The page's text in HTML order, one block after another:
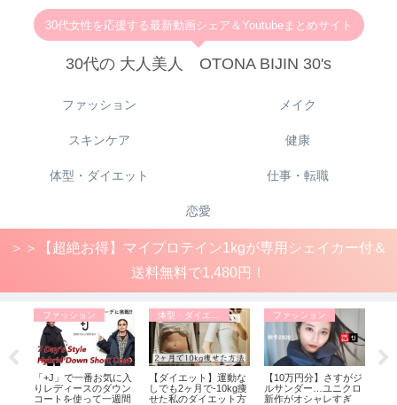
30代女性を応援する最新動画シェア＆Youtubeまとめサイト
30代の 大人美人 OTONA BIJIN 30's
ファッション メイク
スキンケア 健康
体型・ダイエット 仕事・転職
恋愛
＞＞【超絶お得】マイプロテイン1kgが専用シェイカー付＆
送料無料で1,480円！
ファッション
「+J」で一番お気に入
りレディースのダウン
コートを使って一週間
【ダイエット】運動な
しでも2ヶ月で-10kg痩
せた私のダイエット方
ファッション
【10万円分】さすがジ
ルサンダー…ユニクロ
新作がオシャレすぎ